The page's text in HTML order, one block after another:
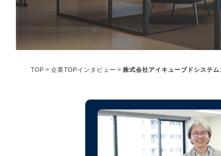
リサーチ
今すぐ転職をお考えの方
中長期で転職をお考えの方
TOP 企業TOPインタビュー 株式会社アイキューブドシス